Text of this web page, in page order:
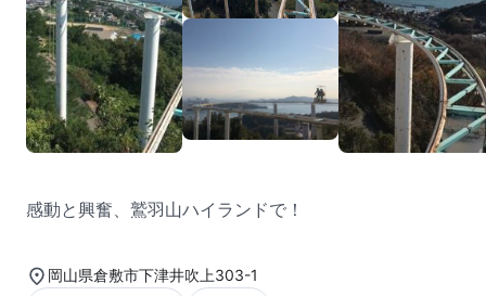
感動と興奮、鷲羽山ハイランドで！
岡山県倉敷市下津井吹上303-1